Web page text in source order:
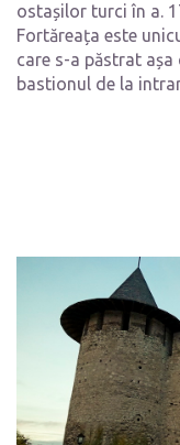
ostașilor turci în a.
Fortăreața este
care s-a păstrat
bastionul de la